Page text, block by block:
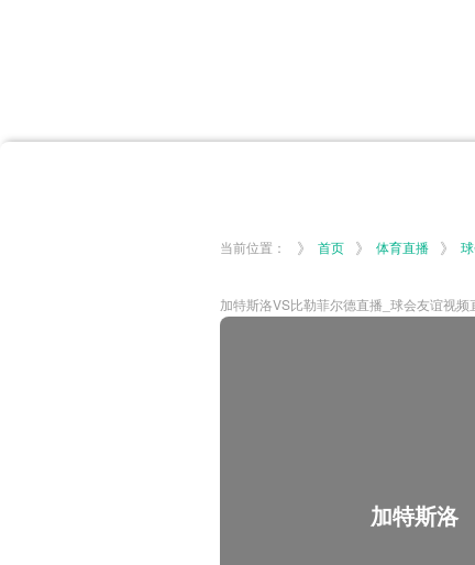
英超
德甲 西甲
当前位置： 》 首页 》 体育直播 》
加特斯洛VS比勒菲尔德直播_球会友谊视
加特斯洛